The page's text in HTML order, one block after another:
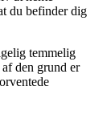
du befinder dig
temmelig
den grund er